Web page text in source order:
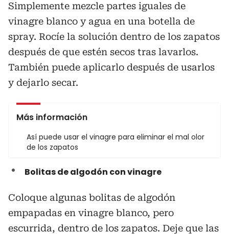
Simplemente mezcle partes iguales de
vinagre blanco y agua en una botella de
spray. Rocíe la solución dentro de los zapatos
después de que estén secos tras lavarlos.
También puede aplicarlo después de usarlos
y dejarlo secar.
Más información
Así puede usar el vinagre para eliminar el mal olor
de los zapatos
Bolitas de algodón con vinagre
Coloque algunas bolitas de algodón
empapadas en vinagre blanco, pero
escurrida, dentro de los zapatos. Deje que las